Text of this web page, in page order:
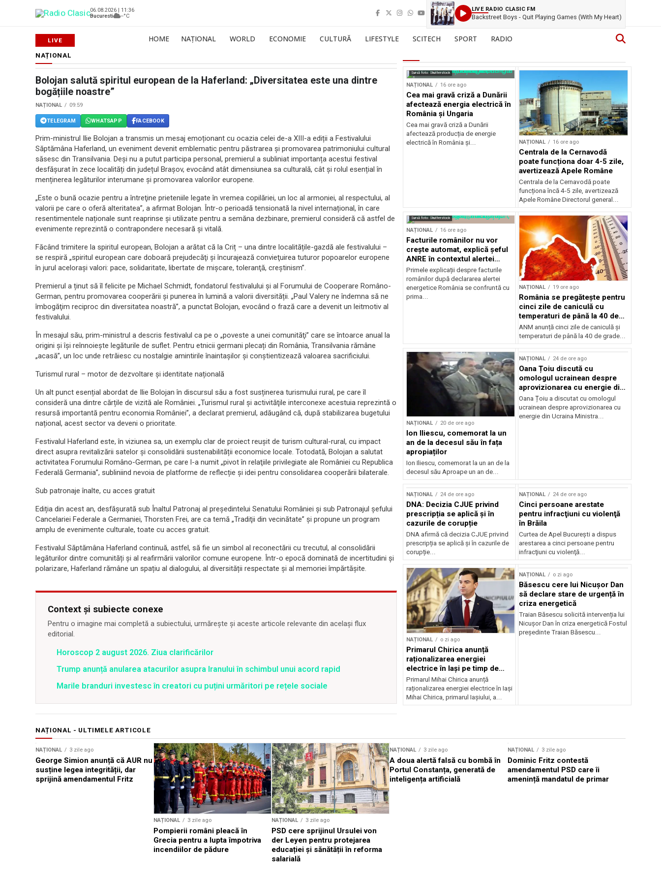
06.08.2026 | 11:36
Bucuresti
--°C
LIVE RADIO CLASIC FM
Backstreet Boys - Quit Playing Games (With My Heart)
HOME NAȚIONAL WORLD ECONOMIE CULTURĂ LIFESTYLE SCITECH SPORT RADIO
NAȚIONAL
Bolojan salută spiritul european de la Haferland: „Diversitatea este una dintre
bogățiile noastre”
NAȚIONAL 09:59
TELEGRAM WHATSAPP FACEBOOK
Prim-ministrul Ilie Bolojan a transmis un mesaj emoționant cu ocazia celei de-a XIII-a ediții a Festivalului
Săptămâna Haferland, un eveniment devenit emblematic pentru păstrarea și promovarea patrimoniului cultural
săsesc din Transilvania. Deși nu a putut participa personal, premierul a subliniat importanța acestui festival
desfășurat în zece localități din județul Brașov, evocând atât dimensiunea sa culturală, cât și rolul esențial în
menținerea legăturilor interumane și promovarea valorilor europene.
„Este o bună ocazie pentru a întreţine prieteniile legate în vremea copilăriei, un loc al armoniei, al respectului, al
valorii pe care o oferă alteritatea”, a afirmat Bolojan. Într-o perioadă tensionată la nivel internațional, în care
resentimentele naționale sunt reaprinse și utilizate pentru a semăna dezbinare, premierul consideră că astfel de
evenimente reprezintă o contrapondere necesară și vitală.
Făcând trimitere la spiritul european, Bolojan a arătat că la Criț – una dintre localitățile-gazdă ale festivalului –
se respiră „spiritul european care doboară prejudecăţi şi încurajează convieţuirea tuturor popoarelor europene
în jurul aceloraşi valori: pace, solidaritate, libertate de mişcare, toleranţă, creştinism”.
Premierul a ținut să îl felicite pe Michael Schmidt, fondatorul festivalului și al Forumului de Cooperare Româno-
German, pentru promovarea cooperării și punerea în lumină a valorii diversității. „Paul Valery ne îndemna să ne
îmbogăţim reciproc din diversitatea noastră”, a punctat Bolojan, evocând o frază care a devenit un leitmotiv al
festivalului.
În mesajul său, prim-ministrul a descris festivalul ca pe o „poveste a unei comunităţi” care se întoarce anual la
origini și își reînnoiește legăturile de suflet. Pentru etnicii germani plecați din România, Transilvania rămâne
„acasă”, un loc unde retrăiesc cu nostalgie amintirile înaintașilor și conștientizează valoarea sacrificiului.
Turismul rural – motor de dezvoltare și identitate națională
Un alt punct esențial abordat de Ilie Bolojan în discursul său a fost susținerea turismului rural, pe care îl
consideră una dintre cărțile de vizită ale României. „Turismul rural şi activităţile interconexe acestuia reprezintă o
resursă importantă pentru economia României”, a declarat premierul, adăugând că, după stabilizarea bugetului
național, acest sector va deveni o prioritate.
Festivalul Haferland este, în viziunea sa, un exemplu clar de proiect reușit de turism cultural-rural, cu impact
direct asupra revitalizării satelor și consolidării sustenabilității economice locale. Totodată, Bolojan a salutat
activitatea Forumului Româno-German, pe care l-a numit „pivot în relaţiile privilegiate ale României cu Republica
Federală Germania”, subliniind nevoia de platforme de reflecție și idei pentru consolidarea cooperării bilaterale.
Sub patronaje înalte, cu acces gratuit
Ediția din acest an, desfășurată sub Înaltul Patronaj al președintelui Senatului României și sub Patronajul șefului
Cancelariei Federale a Germaniei, Thorsten Frei, are ca temă „Tradiţii din vecinătate” și propune un program
amplu de evenimente culturale, toate cu acces gratuit.
Festivalul Săptămâna Haferland continuă, astfel, să fie un simbol al reconectării cu trecutul, al consolidării
legăturilor dintre comunități și al reafirmării valorilor comune europene. Într-o epocă dominată de incertitudini și
polarizare, Haferland rămâne un spațiu al dialogului, al diversității respectate și al memoriei împărtășite.
Context și subiecte conexe
Pentru o imagine mai completă a subiectului, urmărește și aceste articole relevante din același flux
editorial.
Horoscop 2 august 2026. Ziua clarificărilor
Trump anunță anularea atacurilor asupra Iranului în schimbul unui acord rapid
Marile branduri investesc în creatori cu puțini urmăritori pe rețele sociale
Sursă foto: Shutterstock
NAȚIONAL 16 ore ago
Cea mai gravă criză a Dunării
afectează energia electrică în
România și Ungaria
Cea mai gravă criză a Dunării
afectează producția de energie
electrică în România și...
NAȚIONAL 16 ore ago
Centrala de la Cernavodă
poate funcționa doar 4-5 zile,
avertizează Apele Române
Centrala de la Cernavodă poate
funcționa încă 4-5 zile, avertizează
Apele Române Directorul general...
Sursă foto: Shutterstock
NAȚIONAL 16 ore ago
Facturile românilor nu vor
crește automat, explică șeful
ANRE în contextul alertei
energetice
Primele explicații despre facturile
românilor după declararea alertei
energetice România se confruntă cu
prima...
NAȚIONAL 19 ore ago
România se pregătește pentru
cinci zile de caniculă cu
temperaturi de până la 40 de
grade
ANM anunță cinci zile de caniculă și
temperaturi de până la 40 de grade...
NAȚIONAL 20 de ore ago
Ion Iliescu, comemorat la un
an de la decesul său în fața
apropiaților
Ion Iliescu, comemorat la un an de la
decesul său Aproape un an de...
NAȚIONAL 24 de ore ago
Oana Țoiu discută cu
omologul ucrainean despre
aprovizionarea cu energie din
Ucraina
Oana Țoiu a discutat cu omologul
ucrainean despre aprovizionarea cu
energie din Ucraina Ministra...
NAȚIONAL 24 de ore ago
DNA: Decizia CJUE privind
prescripția se aplică și în
cazurile de corupție
DNA afirmă că decizia CJUE privind
prescripția se aplică și în cazurile de
corupție...
NAȚIONAL 24 de ore ago
Cinci persoane arestate
pentru infracţiuni cu violenţă
în Brăila
Curtea de Apel Bucureşti a dispus
arestarea a cinci persoane pentru
infracţiuni cu violenţă...
NAȚIONAL o zi ago
Primarul Chirica anunță
raționalizarea energiei
electrice în Iași pe timp de
noapte
Primarul Mihai Chirica anunță
raționalizarea energiei electrice în Iași
Mihai Chirica, primarul Iașiului, a...
NAȚIONAL o zi ago
Băsescu cere lui Nicușor Dan
să declare stare de urgență în
criza energetică
Traian Băsescu solicită intervenția lui
Nicușor Dan în criza energetică Fostul
președinte Traian Băsescu...
NAȚIONAL - ULTIMELE ARTICOLE
NAȚIONAL 3 zile ago
George Simion anunță că AUR nu
susține legea integrității, dar
sprijină amendamentul Fritz
NAȚIONAL 3 zile ago
Pompierii români pleacă în
Grecia pentru a lupta împotriva
incendiilor de pădure
NAȚIONAL 3 zile ago
PSD cere sprijinul Ursulei von
der Leyen pentru protejarea
educației și sănătății în reforma
salarială
Sursă foto: Shutterstock
NAȚIONAL 3 zile ago
A doua alertă falsă cu bombă în
Portul Constanța, generată de
inteligența artificială
NAȚIONAL 3 zile ago
Dominic Fritz contestă
amendamentul PSD care îi
amenință mandatul de primar